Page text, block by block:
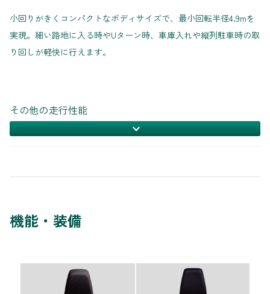
小回りがきくコンパクトなボディサイズで、最小回転半径4.9mを
実現。細い路地に入る時やUターン時、車庫入れや縦列駐車時の取
り回しが軽快に行えます。
その他の走行性能
機能・装備